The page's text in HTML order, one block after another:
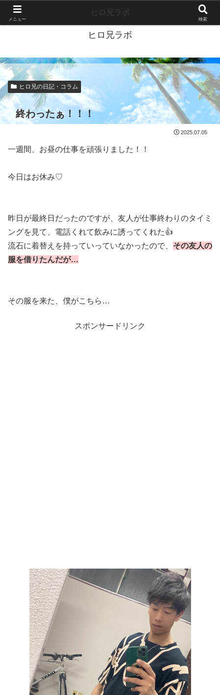
ヒロ兄ラボ
ヒロ兄の日記・コラム
終わったぁ！！！
2025.07.05
一週間、お昼の仕事を頑張りました！！
今日はお休み♡
昨日が最終日だったのですが、友人が仕事終わりのタイミ
ングを見て、電話くれて飲みに誘ってくれた👍️
流石に着替えを持っていっていなかったので、 その友人の
服を借りたんだが…
その服を来た、僕がこちら…
スポンサードリンク
メニュー 検索